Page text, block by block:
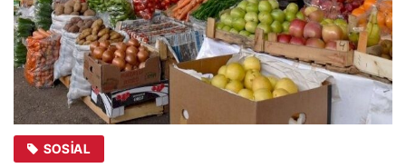
SOSIAL